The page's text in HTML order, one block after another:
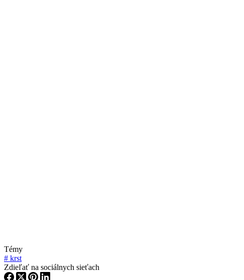
Témy
# krst
Zdieľať na sociálnych sieťach